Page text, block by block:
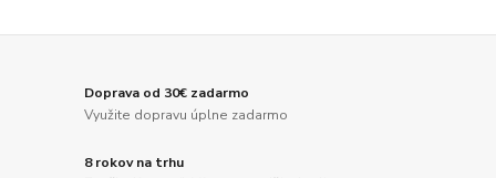
Doprava od 30€ zadarmo
Využite dopravu úplne zadarmo
8 rokov na trhu